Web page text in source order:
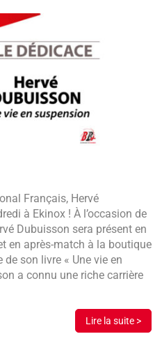
Français, Hervé
à Ekinox ! À l’occasion de
Dubuisson sera présent en
en après-match à la boutique
son livre « Une vie en
a connu une riche carrière
Lire la suite >